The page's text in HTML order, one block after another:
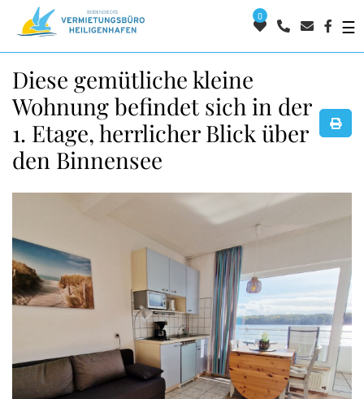
0
☰
Diese gemütliche kleine
Wohnung befindet sich in der
1. Etage, herrlicher Blick über
den Binnensee